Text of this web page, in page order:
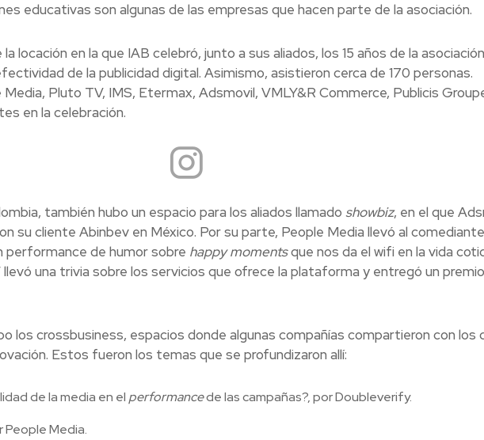
educativas son algunas de las empresas que hacen parte de la asociación.
locación en la que IAB celebró, junto a sus aliados, los 15 años de la asociación
de la publicidad digital. Asimismo, asistieron cerca de 170 personas.
Pluto TV, IMS, Etermax, Adsmovil, VMLY&R Commerce, Publicis
en la celebración.
también hubo un espacio para los aliados llamado showbiz, en el que
su cliente Abinbev en México. Por su parte, People Media llevó al
performance de humor sobre happy momentsque nos da el wifi en la vida
una trivia sobre los servicios que ofrece la plataforma y entregó un
los crossbusiness, espacios donde algunas compañías compartieron con los
Estos fueron los temas que se profundizaron allí:
de la media en el performancede las campañas?, por Doubleverify.
Media.